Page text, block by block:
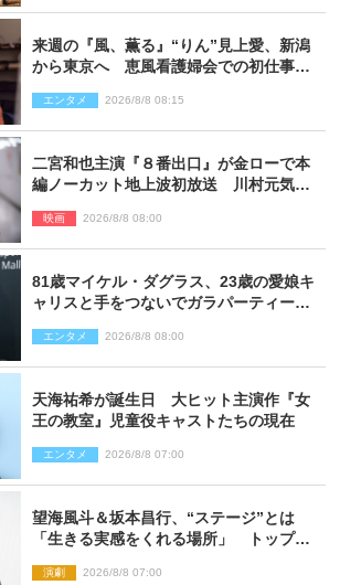
来週の『風、薫る』“りん”見上愛、新潟
から東京へ 恵風看護婦会での初仕事に
エンタメ 2026/8/8 08:15
二宮和也主演『８番出口』が金ローで本
編ノーカット地上波初放送 川村元気監
映画 2026/8/8 08:00
81歳マイケル・ダグラス、23歳の愛娘キ
ャリスと手をつないでガラパーティーに
エンタメ 2026/8/8 08:00
天海祐希が誕生日 大ヒット主演作『女
王の教室』児童役キャストたちの現在
エンタメ 2026/8/8 07:00
望海風斗＆坂本昌行、“ステージ”とは
「生きる実感をくれる場所」 トップを
演劇 2026/8/8 07:00